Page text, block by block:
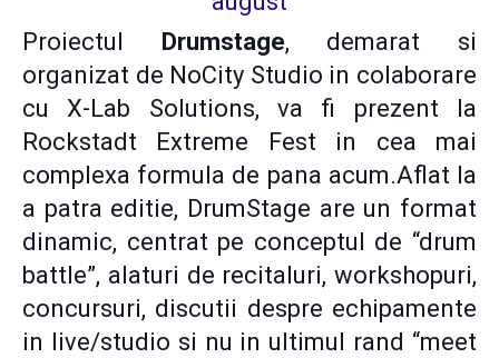
Proiectul Drumstage, demarat si
organizat de NoCity Studio in colaborare
cu X-Lab Solutions, va fi prezent la
Rockstadt Extreme Fest in cea mai
complexa formula de pana acum.Aflat la
a patra editie, DrumStage are un format
dinamic, centrat pe conceptul de “drum
battle”, alaturi de recitaluri, workshopuri,
concursuri, discutii despre echipamente
in live/studio si nu in ultimul rand “meet